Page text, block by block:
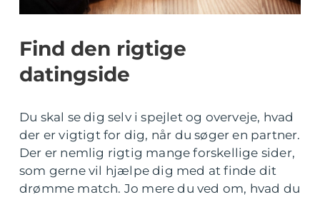
Find den rigtige
datingside
Du skal se dig selv i spejlet og overveje, hvad
der er vigtigt for dig, når du søger en partner.
Der er nemlig rigtig mange forskellige sider,
som gerne vil hjælpe dig med at finde dit
drømme match. Jo mere du ved om, hvad du